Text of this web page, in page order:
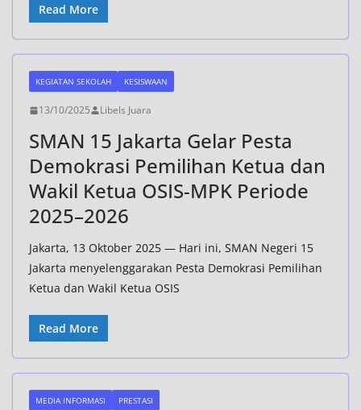
Read More
KEGIATAN SEKOLAH KESISWAAN
13/10/2025 Libels Juara
SMAN 15 Jakarta Gelar Pesta
Demokrasi Pemilihan Ketua dan
Wakil Ketua OSIS-MPK Periode
2025–2026
Jakarta, 13 Oktober 2025 — Hari ini, SMAN Negeri 15
Jakarta menyelenggarakan Pesta Demokrasi Pemilihan
Ketua dan Wakil Ketua OSIS
Read More
MEDIA INFORMASI PRESTASI